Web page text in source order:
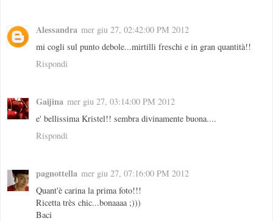
Alessandra mer giu 27, 02:42:00 PM 2012
mi cogli sul punto debole...mirtilli freschi e in gran quantità!!
Rispondi
Gaijina mer giu 27, 03:14:00 PM 2012
e' bellissima Kristel!! sembra divinamente buona....
Rispondi
pagnottella mer giu 27, 07:16:00 PM 2012
Quant'è carina la prima foto!!!
Ricetta très chic...bonaaaa ;)))
Baci